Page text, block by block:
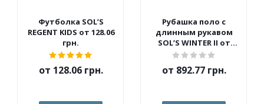
Футболка SOL’S
REGENT KIDS от 128.06
грн.
от 128.06 грн.
Рубашка поло с
длинным рукавом
SOL’S WINTER II от
562.10 грн.
от 892.77 грн.